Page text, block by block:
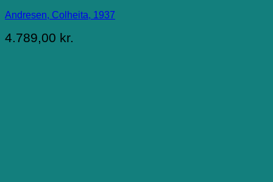
Andresen, Colheita, 1937
4.789,00 kr.